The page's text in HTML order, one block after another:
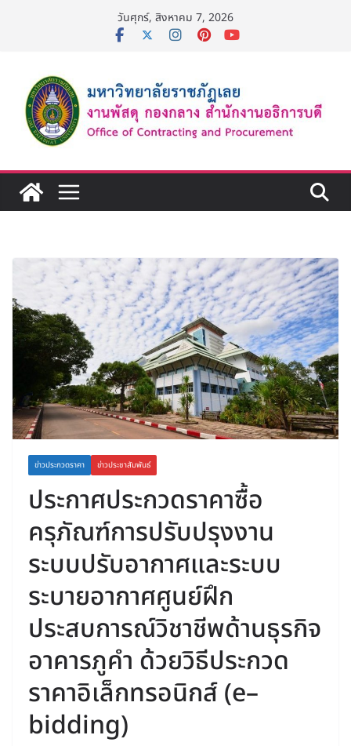
วันศุกร์, สิงหาคม 7, 2026
ข่าวประกวดราคา ข่าวประชาสัมพันธ์
ประกาศประกวดราคาซื้อ
ครุภัณฑ์การปรับปรุงงาน
ระบบปรับอากาศและระบบ
ระบายอากาศศูนย์ฝึก
ประสบการณ์วิชาชีพด้านธุรกิจ
อาคารภูคำ ด้วยวิธีประกวด
ราคาอิเล็กทรอนิกส์ (e–
bidding)